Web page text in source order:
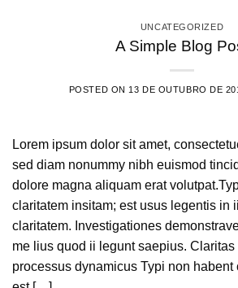
UNCATEGORIZED
A Simple Blog
POSTED ON 13 DE OUTUBRO DE
Lorem ipsum dolor sit amet,
sed diam nonummy nibh euismod
dolore magna aliquam erat
claritatem insitam; est usus legentis in
claritatem. Investigationes
me lius quod ii legunt saepius. Claritas
processus dynamicus Typi non habent